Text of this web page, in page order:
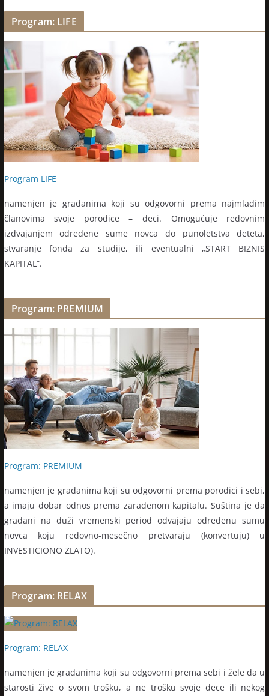
Program: LIFE
Program LIFE
namenjen je građanima koji su odgovorni prema najmlađim
članovima svoje porodice – deci. Omogućuje redovnim
izdvajanjem određene sume novca do punoletstva deteta,
stvaranje fonda za studije, ili eventualni „START BIZNIS
KAPITAL“.
Program: PREMIUM
Program: PREMIUM
namenjen je građanima koji su odgovorni prema porodici i sebi,
a imaju dobar odnos prema zarađenom kapitalu. Suština je da
građani na duži vremenski period odvajaju određenu sumu
novca koju redovno-mesečno pretvaraju (konvertuju) u
INVESTICIONO ZLATO).
Program: RELAX
Program: RELAX
namenjen je građanima koji su odgovorni prema sebi i žele da u
starosti žive o svom trošku, a ne trošku svoje dece ili nekog